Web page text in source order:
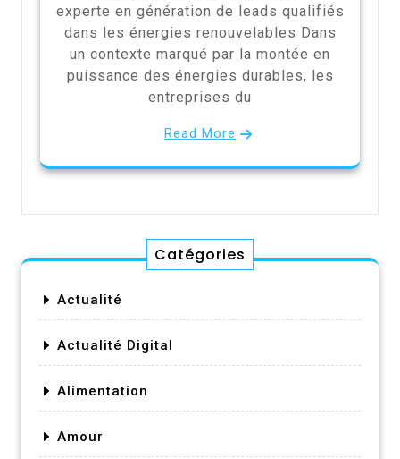
experte en génération de leads qualifiés
dans les énergies renouvelables Dans
un contexte marqué par la montée en
puissance des énergies durables, les
entreprises du
Read More
Catégories
Actualité
Actualité Digital
Alimentation
Amour